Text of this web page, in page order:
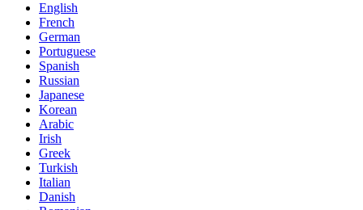
English
French
German
Portuguese
Spanish
Russian
Japanese
Korean
Arabic
Irish
Greek
Turkish
Italian
Danish